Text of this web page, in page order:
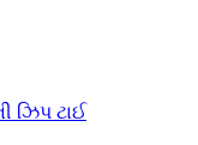
ઝિપ ટાઈ